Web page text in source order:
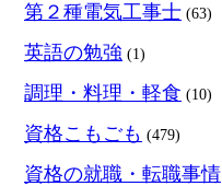
第２種電気工事士 (63)
英語の勉強 (1)
調理・料理・軽食 (10)
資格こもごも (479)
資格の就職・転職事情